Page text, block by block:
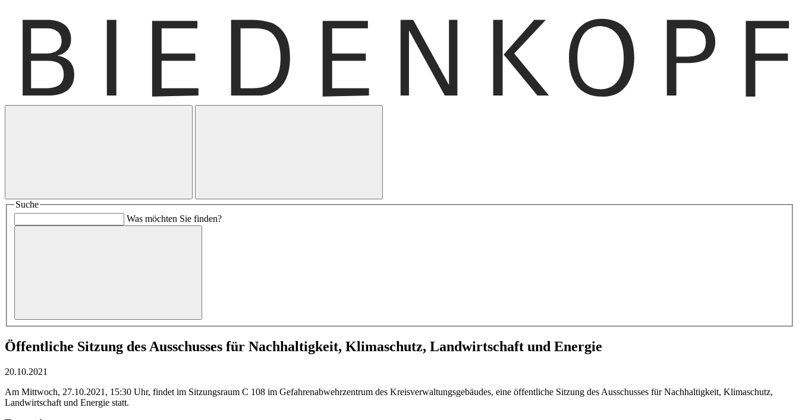
Suche
Was möchten Sie finden?
Öffentliche Sitzung des Ausschusses für Nachhaltigkeit, Klimaschutz, Landwirtschaft und Energie
20.10.2021
Am Mittwoch, 27.10.2021, 15:30 Uhr, findet im Sitzungsraum C 108 im Gefahrenabwehrzentrum des Kreisverwaltungsgebäudes, eine öffentliche Sitzung des Ausschusses für Nachhaltigkeit, Klimaschutz,
Landwirtschaft und Energie statt.